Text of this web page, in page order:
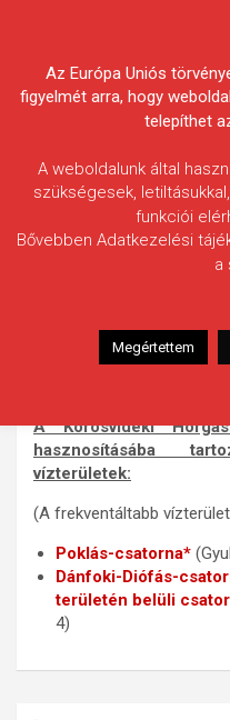
Egyesületek
támogatja a
mindenképpen javasolt a
A Körösvidéki
hasznosításába
vízterületek:
(A frekventáltabb
Poklás-csatorna*
Dánfoki-Diófás-
területén belüli
4)
Az Európa Uniós
figyelmét arra, hogy
telepíthet
A weboldalunk által
szükségesek,
funkciói
Bővebben Adatkezelési
a
Megértettem